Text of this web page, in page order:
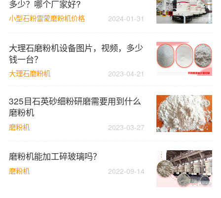
多少？哪个厂家好?
小型石粉雷蒙磨粉机价格 2024-01-31
大理石磨粉机设备图片，视频，多少
钱一台？
大理石磨粉机 2023-04-21
325目石英砂细粉研磨需要用到什么
磨粉机
磨粉机 2023-03-27
磨粉机能加工碎玻璃吗？
磨粉机 2022-09-14